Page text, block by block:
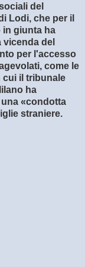
del
Lodi, che per il
giunta ha
vicenda del
per l'accesso
come le
cui il tribunale
ha
«condotta
straniere.